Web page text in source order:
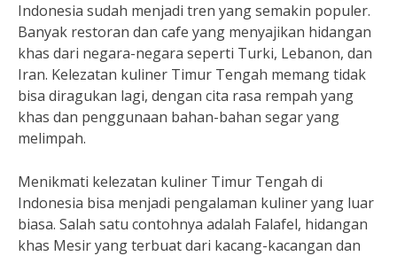
Indonesia sudah menjadi tren yang semakin populer.
Banyak restoran dan cafe yang menyajikan hidangan
khas dari negara-negara seperti Turki, Lebanon, dan
Iran. Kelezatan kuliner Timur Tengah memang tidak
bisa diragukan lagi, dengan cita rasa rempah yang
khas dan penggunaan bahan-bahan segar yang
melimpah.
Menikmati kelezatan kuliner Timur Tengah di
Indonesia bisa menjadi pengalaman kuliner yang luar
biasa. Salah satu contohnya adalah Falafel, hidangan
khas Mesir yang terbuat dari kacang-kacangan dan